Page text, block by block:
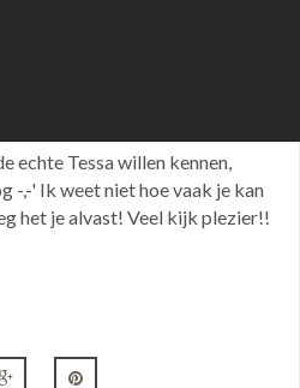
echte Tessa willen kennen,
-,-' Ik weet niet hoe vaak je kan
het je alvast! Veel kijk plezier!!